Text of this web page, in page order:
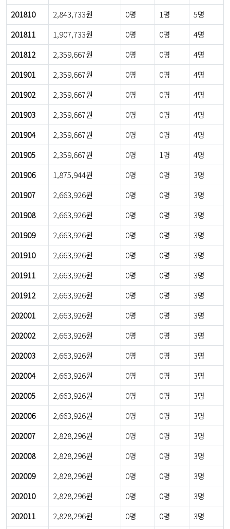
201810
2,843,733원 0명 1명
5명
201811
1,907,733원 0명 0명
4명
201812
2,359,667원 0명 0명
4명
201901
2,359,667원 0명 0명
4명
201902
2,359,667원 0명 0명
4명
201903
2,359,667원 0명 0명
4명
201904
2,359,667원 0명 0명
4명
201905
2,359,667원 0명 1명
4명
201906
1,875,944원 0명 0명
3명
201907
2,663,926원 0명 0명
3명
201908
2,663,926원 0명 0명
3명
201909
2,663,926원 0명 0명
3명
201910
2,663,926원 0명 0명
3명
201911
2,663,926원 0명 0명
3명
201912
2,663,926원 0명 0명
3명
202001
2,663,926원 0명 0명
3명
202002
2,663,926원 0명 0명
3명
202003
2,663,926원 0명 0명
3명
202004
2,663,926원 0명 0명
3명
202005
2,663,926원 0명 0명
3명
202006
2,663,926원 0명 0명
3명
202007
2,828,296원 0명 0명
3명
202008
2,828,296원 0명 0명
3명
202009
2,828,296원 0명 0명
3명
202010
2,828,296원 0명 0명
3명
202011
2,828,296원 0명 0명 3명